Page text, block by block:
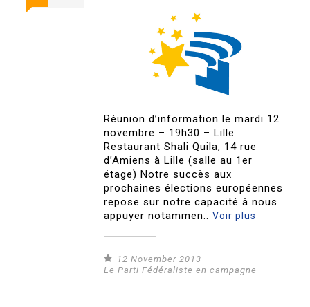
Réunion d’information le mardi 12
novembre – 19h30 – Lille
Restaurant Shali Quila, 14 rue
d’Amiens à Lille (salle au 1er
étage) Notre succès aux
prochaines élections européennes
repose sur notre capacité à nous
appuyer notammen..Voir plus
12 November 2013
Le Parti Fédéraliste en campagne